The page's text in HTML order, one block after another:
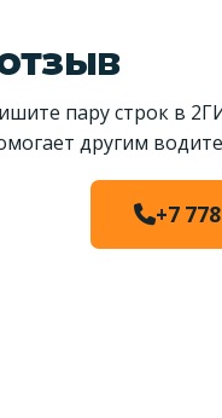
пару строк в
другим
+7